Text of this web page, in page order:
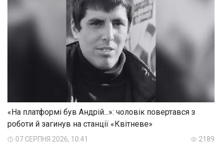
«На платформі був Андрій...»: чоловік повертався з
роботи й загинув на станції «Квітневе»
07 СЕРПНЯ 2026, 10:41 2189